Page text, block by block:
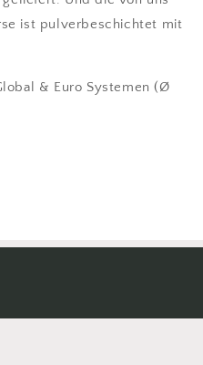
ist pulverbeschichtet mit
& Euro Systemen (Ø